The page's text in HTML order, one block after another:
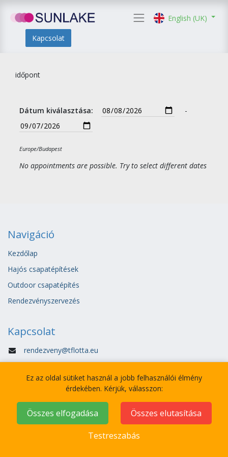
English (UK)
Kapcsolat
időpont
Dátum kiválasztása: -
Europe/Budapest
No appointments are possible. Try to select different dates
Navigáció
Kezdőlap
Hajós csapatépítések
Outdoor csapatépítés
Rendezvényszervezés
Kapcsolat
rendezveny@tflotta.eu
Általános szerződési feltételek:
Adatvédelmi tájékoztató:
Ez az oldal sütiket használ a jobb felhasználói élmény
érdekében. Kérjük, válasszon:
Összes elfogadása
Összes elutasítása
Testreszabás